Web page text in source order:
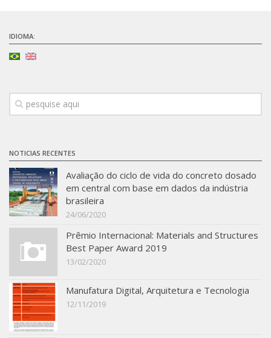
Iniciativas
INCT (CEMtec)
EMBRAPII (MCE)
Projeto Crescimento
SBTA 2017
Convênio ABCP-USP
LME: Laboratório Multiusuário
Publicações
IDIOMA:
NOTICIAS RECENTES
Avaliação do ciclo de vida do concreto dosado
em central com base em dados da indústria
brasileira
24/06/2020
Prêmio Internacional: Materials and Structures
Best Paper Award 2019
13/02/2020
Manufatura Digital, Arquitetura e Tecnologia
12/11/2019